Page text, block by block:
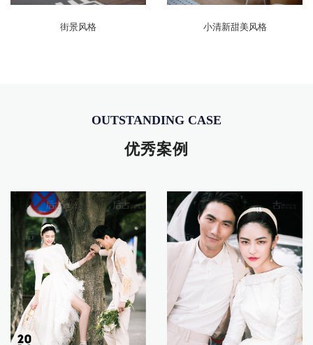
街景风格 小清新甜美风格
OUTSTANDING CASE
优秀案例